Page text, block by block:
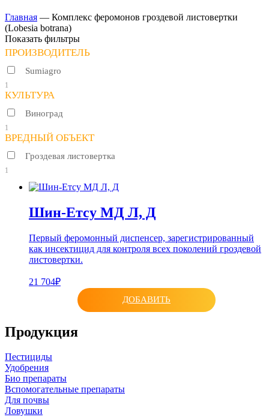
Главная — Комплекс феромонов гроздевой листовертки
(Lobesia botrana)
Показать фильтры
ПРОИЗВОДИТЕЛЬ
Sumiagro
1
КУЛЬТУРА
Виноград
1
ВРЕДНЫЙ ОБЪЕКТ
Гроздевая листовертка
1
Шин-Етсу МД Л, Д
Первый феромонный диспенсер, зарегистрированный
как инсектицид для контроля всех поколений гроздевой
листовертки.
21 704₽
ДОБАВИТЬ
Продукция
Пестициды
Удобрения
Био препараты
Вспомогательные препараты
Для почвы
Ловушки